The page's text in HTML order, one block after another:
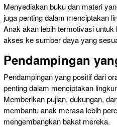
Menyediakan buku dan materi
juga penting dalam menciptakan
Anak akan lebih termotivasi
akses ke sumber daya yang
Pendampingan
Pendampingan yang positif dari
penting dalam menciptakan
Memberikan pujian, dukungan,
membantu anak merasa lebih
mengembangkan bakat mereka.